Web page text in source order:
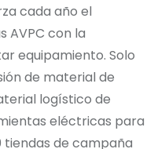
cada año el
AVPC con la
equipamiento. Solo
de material de
logístico de
eléctricas para
tiendas de campaña